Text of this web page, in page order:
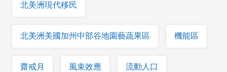
北美洲現代移民
北美洲美國加州中部谷地園藝蔬果區 機能區
齋戒月 風束效應 流動人口